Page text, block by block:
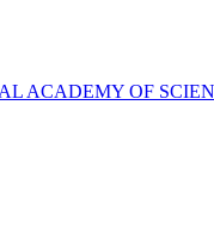
ACADEMY OF